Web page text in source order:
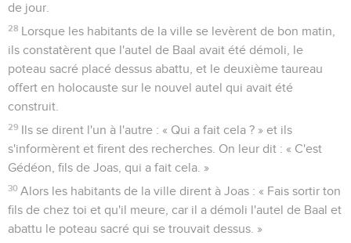
de jour.
28 Lorsque les habitants de la ville se levèrent de bon matin,
ils constatèrent que l'autel de Baal avait été démoli, le
poteau sacré placé dessus abattu, et le deuxième taureau
offert en holocauste sur le nouvel autel qui avait été
construit.
29 Ils se dirent l'un à l'autre : « Qui a fait cela ? » et ils
s'informèrent et firent des recherches. On leur dit : « C'est
Gédéon, fils de Joas, qui a fait cela. »
30 Alors les habitants de la ville dirent à Joas : « Fais sortir ton
fils de chez toi et qu'il meure, car il a démoli l'autel de Baal et
abattu le poteau sacré qui se trouvait dessus. »